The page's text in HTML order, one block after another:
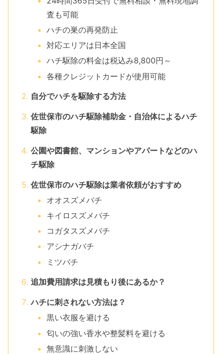
査も可能
ハチの巣の再発防止
対応エリアは日本全国
ハチ駆除の料金は税込み8,800円～
各種クレジットカードが使用可能
自分でハチを駆除する方法
佐世保市のハチ駆除補助金・自治体によるハチ
駆除
公園や図書館、マンションやアパートなどのハ
チ駆除
佐世保市のハチ駆除は業者依頼がおすすめ
オオスズメバチ
キイロスズメバチ
コガタスズメバチ
アシナガバチ
ミツバチ
追加費用請求は見積もり後にあるか？
ハチに刺されない方法は？
黒い衣服を避ける
匂いの強い香水や整髪料を避ける
無意識に刺激しない